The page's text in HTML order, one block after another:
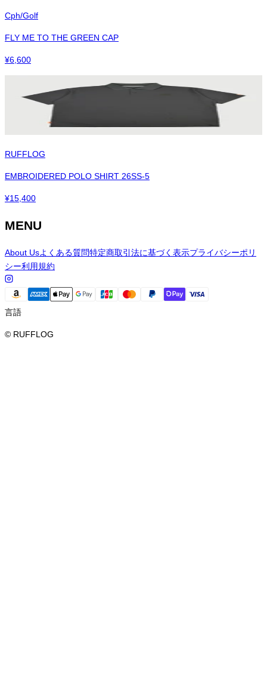
Cph/Golf
FLY ME TO THE GREEN CAP
¥6,600
RUFFLOG
EMBROIDERED POLO SHIRT 26SS-5
¥15,400
MENU
About Usよくある質問特定商取引法に基づく表示プライバシーポリ
シー利用規約
言語
© RUFFLOG